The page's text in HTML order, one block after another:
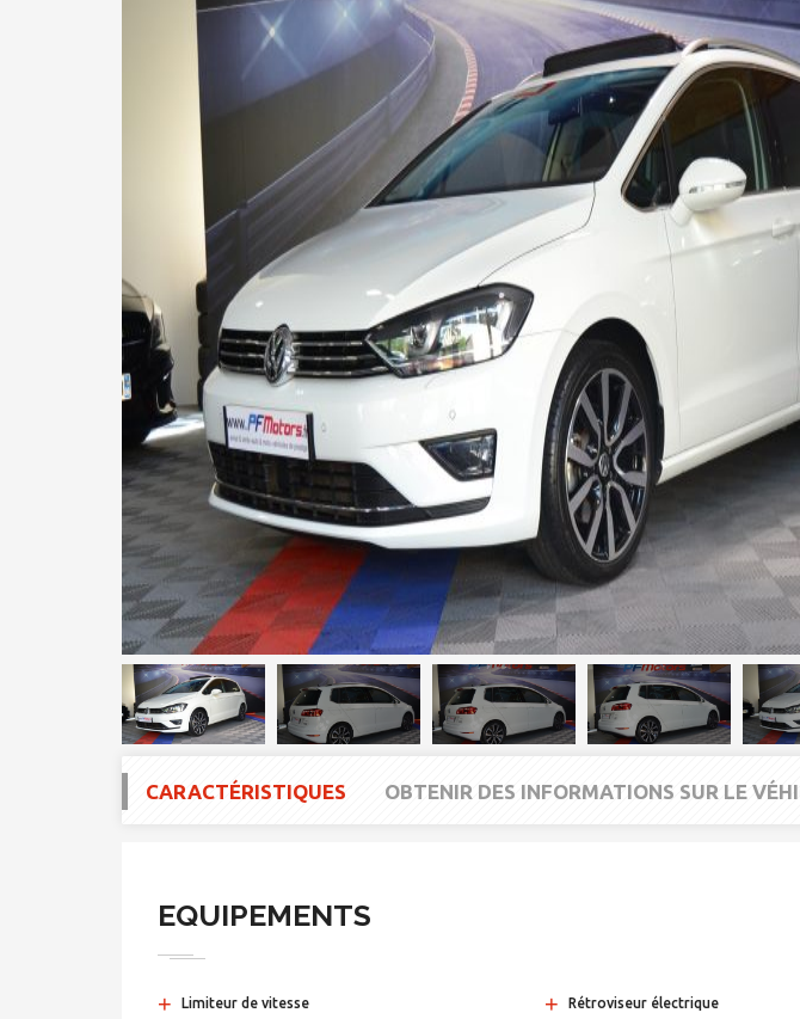
CARACTÉRISTIQUES OBTENIR DES INFORMATIONS SUR LE
EQUIPEMENTS
+ Limiteur de vitesse + Rétroviseur électrique